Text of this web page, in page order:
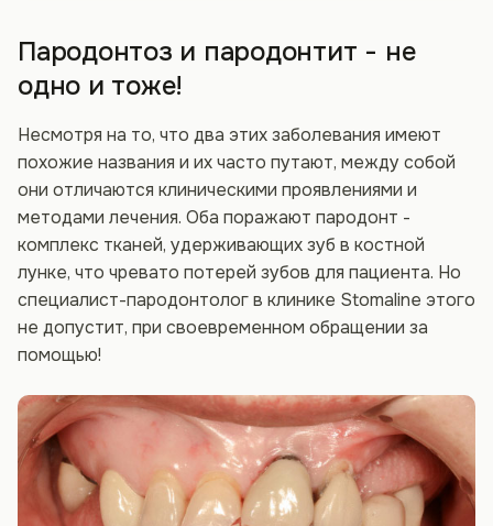
Пародонтоз и пародонтит - не
одно и тоже!
Несмотря на то, что два этих заболевания имеют
похожие названия и их часто путают, между собой
они отличаются клиническими проявлениями и
методами лечения. Оба поражают пародонт -
комплекс тканей, удерживающих зуб в костной
лунке, что чревато потерей зубов для пациента. Но
специалист-пародонтолог в клинике Stomaline этого
не допустит, при своевременном обращении за
помощью!